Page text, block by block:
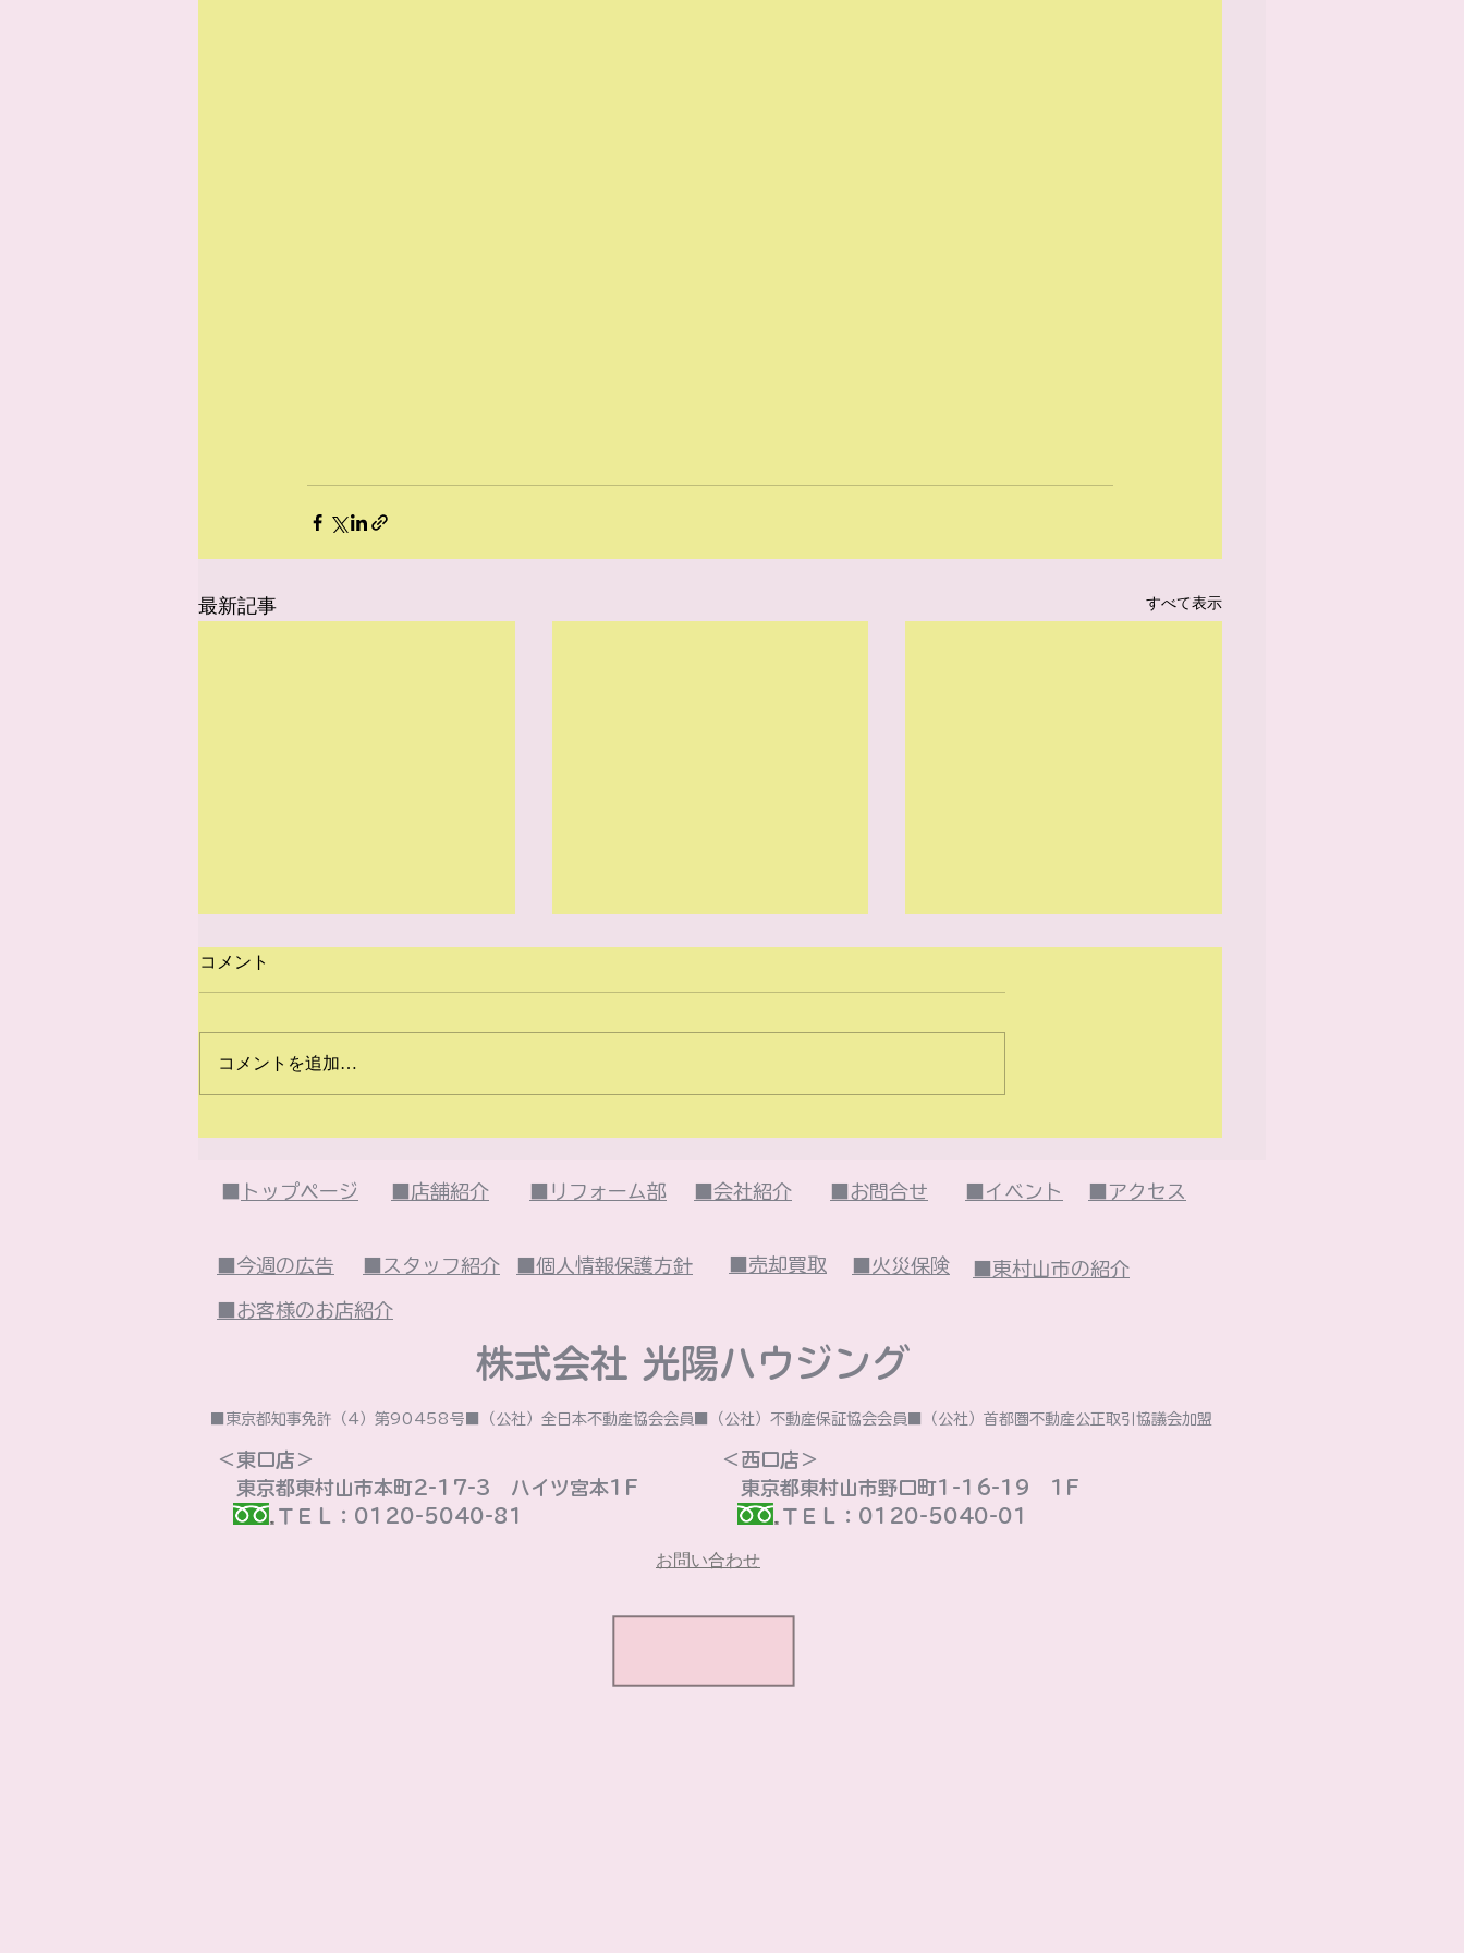
最新記事 すべて表示
コメント
コメントを追加…
トップページ ■店舗紹介 ■リフォーム部 ■会社紹介 ■お問合せ ■イベント ■アクセス
■今週の広告 ■スタッフ紹介 ■個人情報保護方針 ■売却買取 ■火災保険 ■東村山市の紹介
■お客様のお店紹介
■東京都知事免許（4）第90458号■（公社）全日本不動産協会会員■（公社）不動産保証協会会員■（公社）首都圏不動産公正取引協議会加盟
株式会社 光陽ハウジング​
＜東口店＞
東京都東村山市本町2-17-3 ハイツ宮本1F
ＴＥＬ：0120-5040-81
​＜西口店＞
東京都東村山市野口町1-16-19 1F
ＴＥＬ：0120-5040-01
お問い合わせ